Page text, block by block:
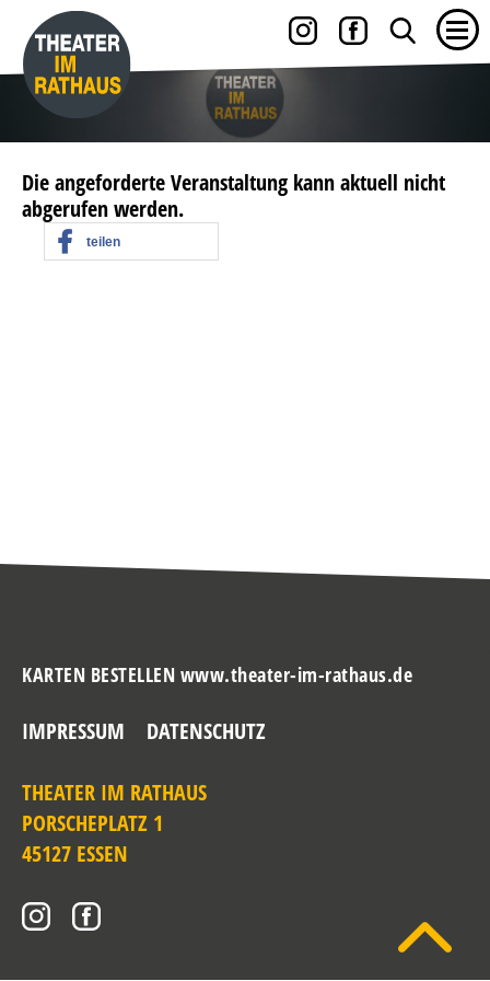
Die angeforderte Veranstaltung kann aktuell nicht
abgerufen werden.
teilen
KARTEN BESTELLEN www.theater-im-rathaus.de
IMPRESSUM DATENSCHUTZ
THEATER IM RATHAUS
PORSCHEPLATZ 1
45127 ESSEN